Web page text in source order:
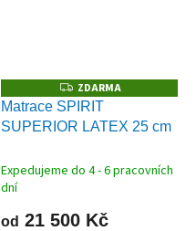
Z
D
A
R
ZDARMA
Matrace SPIRIT
SUPERIOR LATEX 25 cm
Expedujeme do 4 - 6 pracovních
dní
od 21 500 Kč